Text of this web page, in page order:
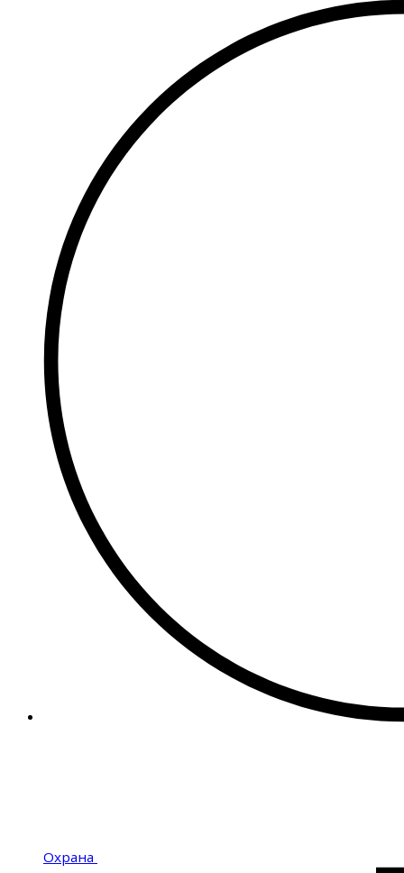
Охрана